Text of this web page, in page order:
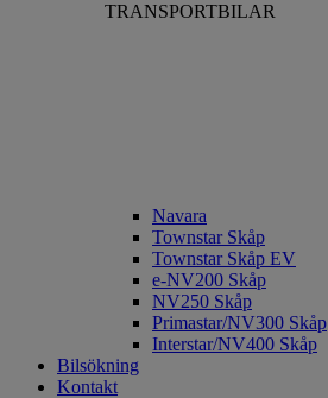
TRANSPORTBILAR
Navara
Townstar Skåp
Townstar Skåp EV
e-NV200 Skåp
NV250 Skåp
Primastar/NV300 Skåp
Interstar/NV400 Skåp
Bilsökning
Kontakt